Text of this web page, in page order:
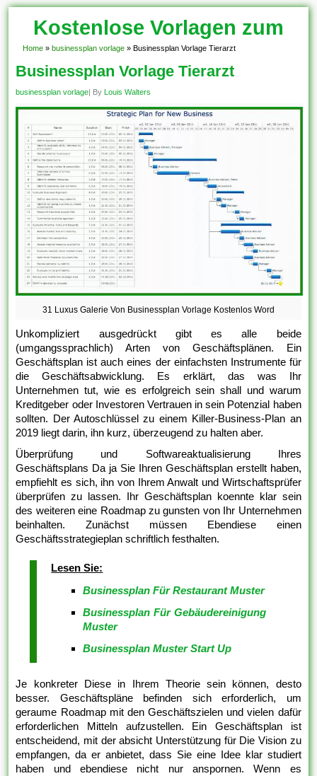
Kostenlose Vorlagen zum
Download!
Home » businessplan vorlage » Businessplan Vorlage Tierarzt
Businessplan Vorlage Tierarzt
businessplan vorlage| By Louis Walters
31 Luxus Galerie Von Businessplan Vorlage Kostenlos Word
Unkompliziert ausgedrückt gibt es alle beide
(umgangssprachlich) Arten von Geschäftsplänen. Ein
Geschäftsplan ist auch eines der einfachsten Instrumente für
die Geschäftsabwicklung. Es erklärt, das was Ihr
Unternehmen tut, wie es erfolgreich sein shall und warum
Kreditgeber oder Investoren Vertrauen in sein Potenzial haben
sollten. Der Autoschlüssel zu einem Killer-Business-Plan an
2019 liegt darin, ihn kurz, überzeugend zu halten aber.
Überprüfung und Softwareaktualisierung Ihres
Geschäftsplans Da ja Sie Ihren Geschäftsplan erstellt haben,
empfiehlt es sich, ihn von Ihrem Anwalt und Wirtschaftsprüfer
überprüfen zu lassen. Ihr Geschäftsplan koennte klar sein
des weiteren eine Roadmap zu gunsten von Ihr Unternehmen
beinhalten. Zunächst müssen Ebendiese einen
Geschäftsstrategieplan schriftlich festhalten.
Lesen Sie:
Businessplan Für Restaurant Muster
Businessplan Für Gebäudereinigung
Muster
Businessplan Muster Start Up
Je konkreter Diese in Ihrem Theorie sein können, desto
besser. Geschäftspläne befinden sich erforderlich, um
geraume Roadmap mit den Geschäftszielen und vielen dafür
erforderlichen Mitteln aufzustellen. Ein Geschäftsplan ist
entscheidend, mit der absicht Unterstützung für Die Vision zu
empfangen, da er anbietet, dass Sie eine Idee klar studiert
haben und ebendiese nicht nur anspornen. Wenn es